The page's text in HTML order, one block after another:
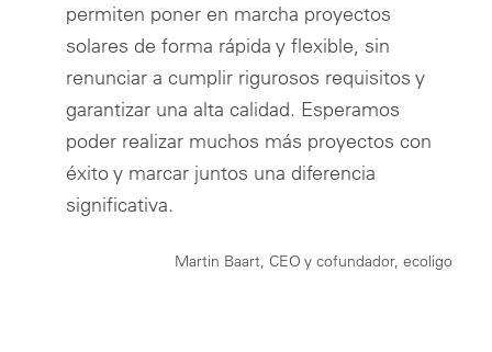
permiten poner en marcha proyectos
solares de forma rápida y flexible, sin
renunciar a cumplir rigurosos requisitos y
garantizar una alta calidad. Esperamos
poder realizar muchos más proyectos con
éxito y marcar juntos una diferencia
significativa.
Martin Baart, CEO y cofundador, ecoligo